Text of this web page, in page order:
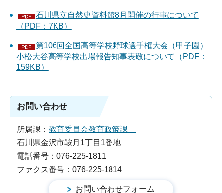
石川県立自然史資料館8月開催の行事について
（PDF：7KB）
第106回全国高等学校野球選手権大会（甲子園）
小松大谷高等学校出場報告知事表敬について（PDF：
159KB）
お問い合わせ
所属課： 教育委員会教育政策課
石川県金沢市鞍月1丁目1番地
電話番号：076-225-1811
ファクス番号：076-225-1814